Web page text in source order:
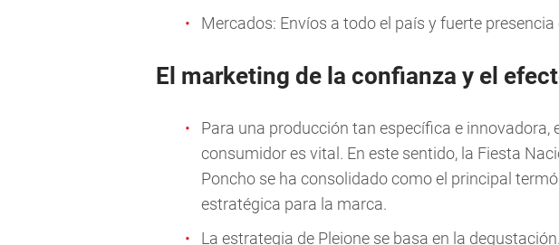
Mercados: Envíos a todo el país y fuerte
El marketing de la confianza y el
Para una producción tan específica e innovadora,
consumidor es vital. En este sentido, la Fiesta
Poncho se ha consolidado como el principal
estratégica para la marca.
La estrategia de Pleione se basa en la